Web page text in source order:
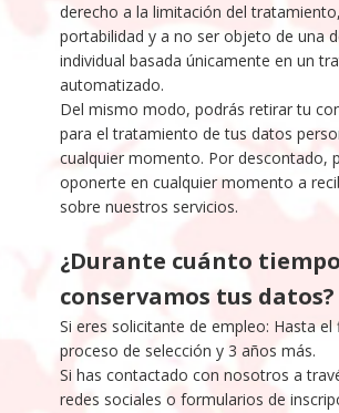
derecho a la limitación del
portabilidad y a no ser objeto de una
individual basada únicamente en un
automatizado.
Del mismo modo, podrás retirar tu
para el tratamiento de tus datos
cualquier momento. Por descontado,
oponerte en cualquier momento a
sobre nuestros servicios.
¿Durante cuánto tiempo
conservamos tus datos?
Si eres solicitante de empleo: Hasta el
proceso de selección y 3 años más.
Si has contactado con nosotros a
redes sociales o formularios de